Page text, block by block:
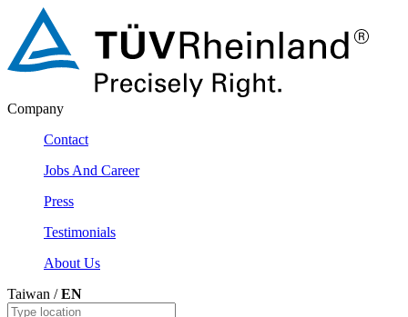
Company
Contact
Jobs And Career
Press
Testimonials
About Us
Taiwan /EN